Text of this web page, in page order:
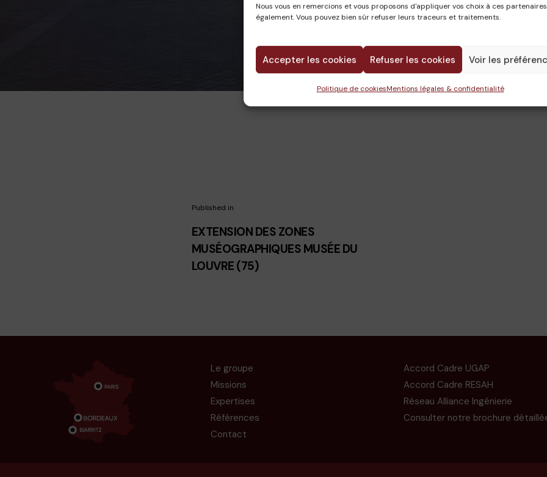
Nous vous en remercions et vous proposons d'appliquer vos choix à ces partenaires
également. Vous pouvez bien sûr refuser leurs traceurs et traitements.
Accepter les cookies Refuser les cookies Voir les
Politique de cookiesMentions légales & confidentialité
CAMILLE 11 octobre 2024
Published in
EXTENSION DES ZONES
MUSÉOGRAPHIQUES MUSÉE DU
LOUVRE (75)
Le groupe
Missions
Expertises
Références
Contact
Accord Cadre UGAP
Accord Cadre RESAH
Réseau Alliance Ingénierie
Consulter notre brochure